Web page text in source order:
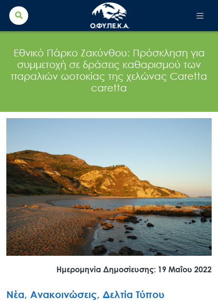
Search
for:
Εθνικό Πάρκο Ζακύνθου: Πρόσκληση για
συμμετοχή σε δράσεις καθαρισμού των
παραλιών ωοτοκίας της χελώνας Caretta
caretta
Ημερομηνία Δημοσίευσης: 19 Μαΐου 2022
Νέα, Ανακοινώσεις, Δελτία Τύπου